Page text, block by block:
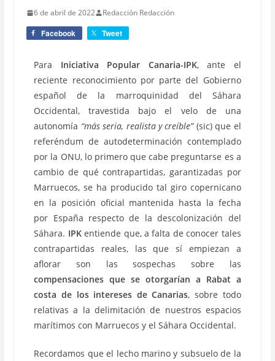
6 de abril de 2022 Redacción Redacción
Facebook Tweet
Para Iniciativa Popular Canaria-IPK, ante el
reciente reconocimiento por parte del Gobierno
español de la marroquinidad del Sáhara
Occidental, travestida bajo el velo de una
autonomía “más seria, realista y creíble” (sic) que el
referéndum de autodeterminación contemplado
por la ONU, lo primero que cabe preguntarse es a
cambio de qué contrapartidas, garantizadas por
Marruecos, se ha producido tal giro copernicano
en la posición oficial mantenida hasta la fecha
por España respecto de la descolonización del
Sáhara. IPKentiende que, a falta de conocer tales
contrapartidas reales, las que sí empiezan a
aflorar son las sospechas sobre las
compensaciones que se otorgarían a Rabat a
costa de los intereses de Canarias, sobre todo
relativas a la delimitación de nuestros espacios
marítimos con Marruecos y el Sáhara Occidental.
Recordamos que el lecho marino y subsuelo de la